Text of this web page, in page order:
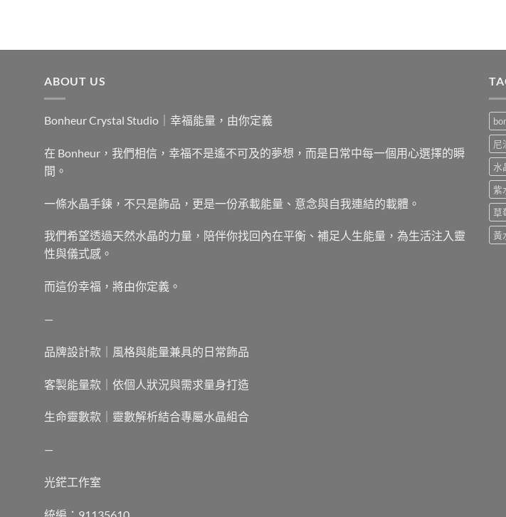
ABOUT US
Bonheur Crystal Studio｜幸福能量，由你定義
在 Bonheur，我們相信，幸福不是遙不可及的夢想，而是日常中每一個用心選擇的瞬
間。
一條水晶手鍊，不只是飾品，更是一份承載能量、意念與自我連結的載體。
我們希望透過天然水晶的力量，陪伴你找回內在平衡、補足人生能量，為生活注入靈
性與儀式感。
而這份幸福，將由你定義。
—
品牌設計款｜風格與能量兼具的日常飾品
客製能量款｜依個人狀況與需求量身打造
生命靈數款｜靈數解析結合專屬水晶組合
—
光鋩工作室
尼
水
紫
草
黃